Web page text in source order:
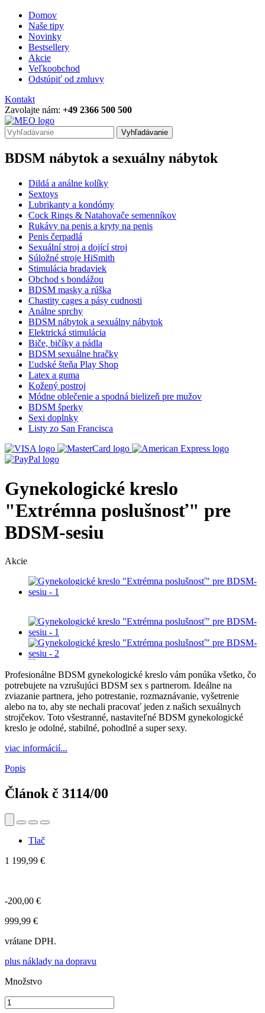
Domov
Naše tipy
Novinky
Bestsellery
Akcie
Veľkoobchod
Odstúpiť od zmluvy
Kontakt
Zavolajte nám: +49 2366 500 500
Vyhľadávanie
BDSM nábytok a sexuálny nábytok
Dildá a análne kolíky
Sextoys
Lubrikanty a kondómy
Cock Rings & Natahovače semenníkov
Rukávy na penis a kryty na penis
Penis čerpadlá
Sexuální stroj a dojící stroj
Súložné stroje HiSmith
Stimulácia bradaviek
Obchod s bondážou
BDSM masky a rúška
Chastity cages a pásy cudnosti
Análne sprchy
BDSM nábytok a sexuálny nábytok
Elektrická stimulácia
Biče, bičíky a pádla
BDSM sexuálne hračky
Ľudské šteňa Play Shop
Latex a guma
Kožený postroj
Módne oblečenie a spodná bielizeň pre mužov
BDSM šperky
Sexi doplnky
Listy zo San Francisca
Gynekologické kreslo
"Extrémna poslušnosť" pre
BDSM-sesiu
Akcie
Profesionálne BDSM gynekologické kreslo vám ponúka všetko, čo
potrebujete na vzrušujúci BDSM sex s partnerom. Ideálne na
zviazanie partnera, jeho potrestanie, rozmaznávanie, vyšetrenie
alebo na to, aby ste nechali pracovať jeden z našich sexuálnych
strojčekov. Toto všestranné, nastaviteľné BDSM gynekologické
kreslo je odolné, stabilné, pohodlné a super sexy.
viac informácií...
Popis
Článok č 3114/00
Tlač
1 199,99 €
-200,00 €
999,99 €
vrátane DPH.
plus náklady na dopravu
Množstvo